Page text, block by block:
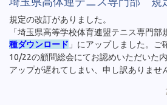
規定の改訂がありました。
「埼玉県高等学校体育連盟テニス専門部
種ダウンロード 」にアップしました。ご
10/22の顧問総会にてお認めいただいた内
アップが遅れてしまい、申し訳ありませ